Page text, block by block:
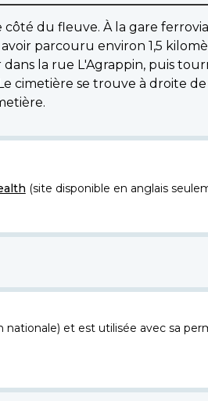
du fleuve. À la gare
parcouru environ 1,5
la rue L'Agrappin, puis
cimetière se trouve à droite
(site disponible en anglais
et est utilisée avec sa